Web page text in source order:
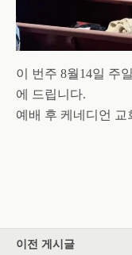
이 번주 8월14일 주
에 드립니다.
예배 후 케네디언
이전 게시글